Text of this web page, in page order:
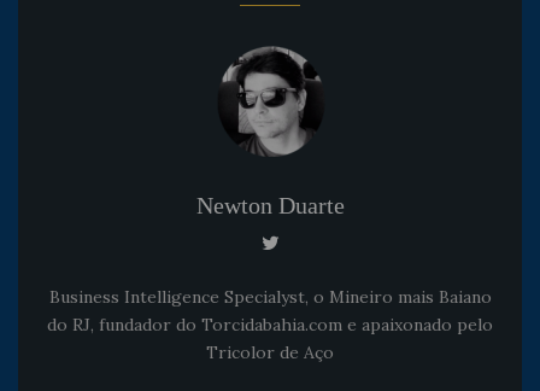
Newton Duarte
Business Intelligence Specialyst, o Mineiro mais Baiano
do RJ, fundador do Torcidabahia.com e apaixonado pelo
Tricolor de Aço